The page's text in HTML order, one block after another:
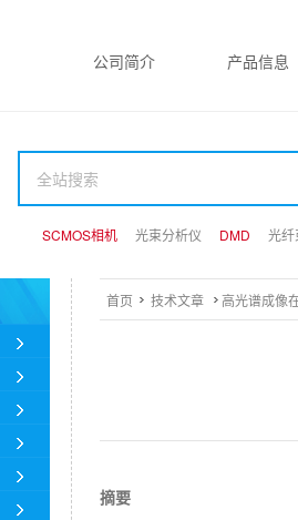
公司简介 产品信息
SCMOS相机 光束分析仪 DMD 光纤
SCMOS相机 光束分析仪 DMD 光纤
SCMOS相机 光束分析仪 DMD 光纤
首页 技术文章 高光谱成像
摘要